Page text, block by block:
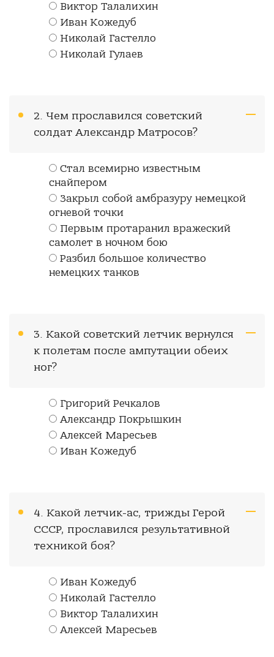
Виктор Талалихин
Иван Кожедуб
Николай Гастелло
Николай Гулаев
2. Чем прославился советский
солдат Александр Матросов?
Стал всемирно известным
снайпером
Закрыл собой амбразуру немецкой
огневой точки
Первым протаранил вражеский
самолет в ночном бою
Разбил большое количество
немецких танков
3. Какой советский летчик вернулся
к полетам после ампутации обеих
ног?
Григорий Речкалов
Александр Покрышкин
Алексей Маресьев
Иван Кожедуб
4. Какой летчик-ас, трижды Герой
СССР, прославился результативной
техникой боя?
Иван Кожедуб
Николай Гастелло
Виктор Талалихин
Алексей Маресьев